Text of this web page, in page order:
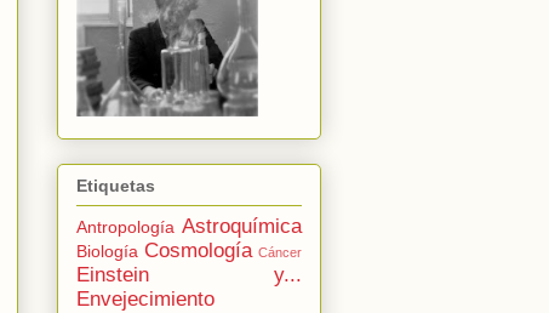
Etiquetas
Antropología Astroquímica
Biología Cosmología Cáncer
Einstein y...
Envejecimiento